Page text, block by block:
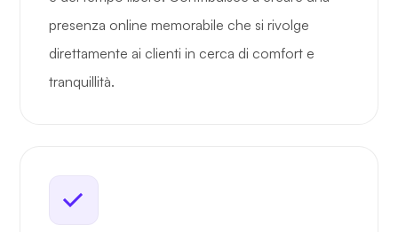
presenza online memorabile che si rivolge
direttamente ai clienti in cerca di comfort e
tranquillità.